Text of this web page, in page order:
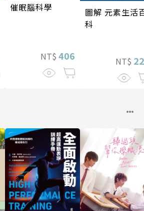
催眠腦科學
NT$ 406
圖解 元素生活
科
NT$